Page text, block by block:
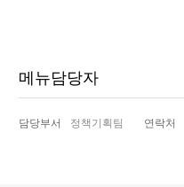
메뉴담당자
담당부서 정책기획팀 연락처